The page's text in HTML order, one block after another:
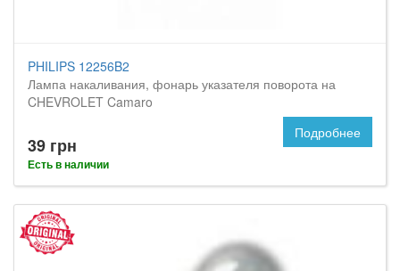
PHILIPS 12256B2
Лампа накаливания, фонарь указателя поворота на
CHEVROLET Camaro
39 грн
Есть в наличии
Подробнее